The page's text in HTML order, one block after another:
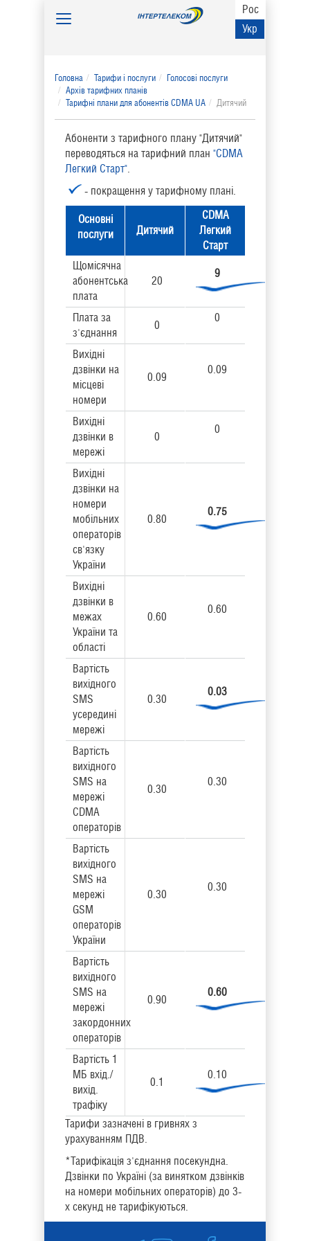
Рос
Укр
Toggle
Головна Тарифи і послуги
Голосові послуги
Архів тарифних планів
Тарифні плани для абонентів CDMA UA
Дитячий
Абоненти з тарифного плану "Дитячий"
переводяться на тарифний план "CDMA
Легкий Старт".
- покращення у тарифному планi.
Основнi
послуги
Дитячий
CDMA
Легкий
Старт
Щомісячна
абонентська
плата
20
9
Плата за
з'єднання
0
0
Вихідні
дзвінки на
місцеві
номери
0.09
0.09
Вихідні
дзвінки в
мережі
0
0
Вихідні
дзвінки на
номери
мобільних
операторів
св'язку
України
0.80
0.75
Вихідні
дзвінки в
межах
України та
області
0.60
0.60
Вартість
вихідного
SMS
усередині
мережі
0.30
0.03
Вартість
вихідного
SMS на
мережі
CDMA
операторів
0.30
0.30
Вартість
вихідного
SMS на
мережі
GSM
операторів
України
0.30
0.30
Вартість
вихідного
SMS на
мережі
закордонних
операторів
0.90
0.60
Вартість 1
МБ вхід./
вихід.
трафіку
0.1
0.10
Тарифи зазначені в гривнях з
урахуванням ПДВ.
*Тарифікація з'єднання посекундна.
Дзвінки по Україні (за винятком дзвінків
на номери мобільних операторів) до 3-
х секунд не тарифікуються.